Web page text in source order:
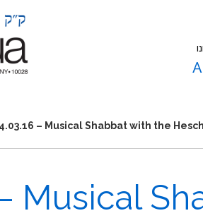
– Musical Shabbat with the
Musical